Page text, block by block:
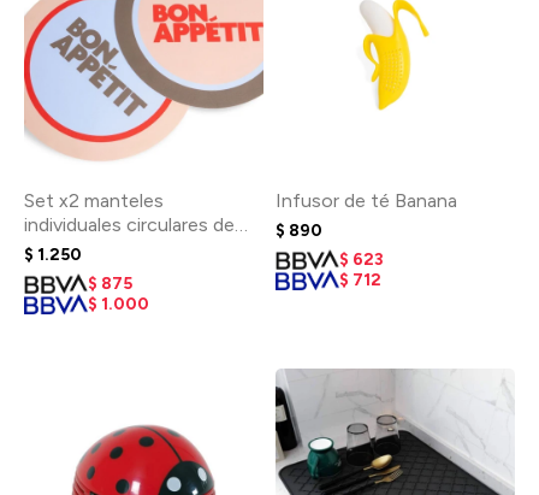
Set x2 manteles
individuales circulares de
PVC Bon Appetit
$ 1.250
$ 875
$ 1.000
Infusor de té Banana
$ 890
$ 623
$ 712